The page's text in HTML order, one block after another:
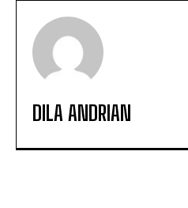
DILA ANDRIAN